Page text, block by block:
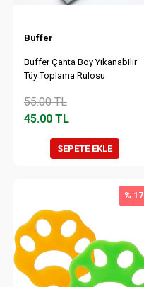
Buffer
Buffer Çanta Boy Yıkanabilir
Tüy Toplama Rulosu
55.00TL
45.00TL
SEPETE EKLE
% 17